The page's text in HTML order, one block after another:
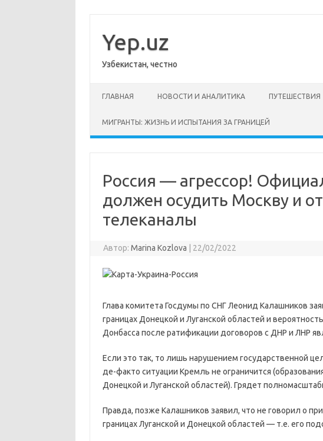
содержимому
Yep.uz
Узбекистан, честно
ГЛАВНАЯ НОВОСТИ И АНАЛИТИКА ПУТЕШЕСТВИЯ
МИГРАНТЫ: ЖИЗНЬ И ИСПЫТАНИЯ ЗА ГРАНИЦЕЙ
Россия — агрессор!
должен осудить Москву и
телеканалы
Автор: Marina Kozlova 22/02/2022
Глава комитета Госдумы по СНГ Леонид Калашников
границах Донецкой и Луганской областей и
Донбасса после ратификации договоров с ДНР и ЛНР
Если это так, то лишь нарушением государственной
де-факто ситуации Кремль не ограничится
Донецкой и Луганской областей). Грядет
Правда, позже Калашников заявил, что не говорил о
границах Луганской и Донецкой областей — т.е. его